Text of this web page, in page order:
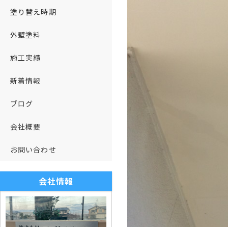
塗り替え時期
外壁塗料
施工実績
新着情報
ブログ
会社概要
お問い合わせ
会社情報